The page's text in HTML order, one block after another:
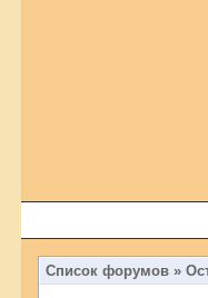
Список форумов »